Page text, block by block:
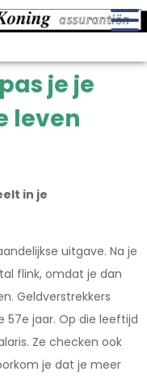
je je
leven
in je
uitgave. Na je
flink, omdat je dan
Geldverstrekkers
57e jaar. Op die leeftijd
Ze checken ook
je dat je meer